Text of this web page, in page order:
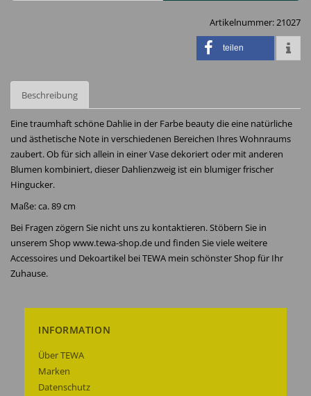
Artikelnummer:21027
teilen
Beschreibung
Eine traumhaft schöne Dahlie in der Farbe beauty die eine natürliche
und ästhetische Note in verschiedenen Bereichen Ihres Wohnraums
zaubert. Ob für sich allein in einer Vase dekoriert oder mit anderen
Blumen kombiniert, dieser Dahlienzweig ist ein blumiger frischer
Hingucker.
Maße: ca. 89 cm
Bei Fragen zögern Sie nicht uns zu kontaktieren. Stöbern Sie in
unserem Shop www.tewa-shop.de und finden Sie viele weitere
Accessoires und Dekoartikel bei TEWA mein schönster Shop für Ihr
Zuhause.
INFORMATION
Über TEWA
Marken
Datenschutz